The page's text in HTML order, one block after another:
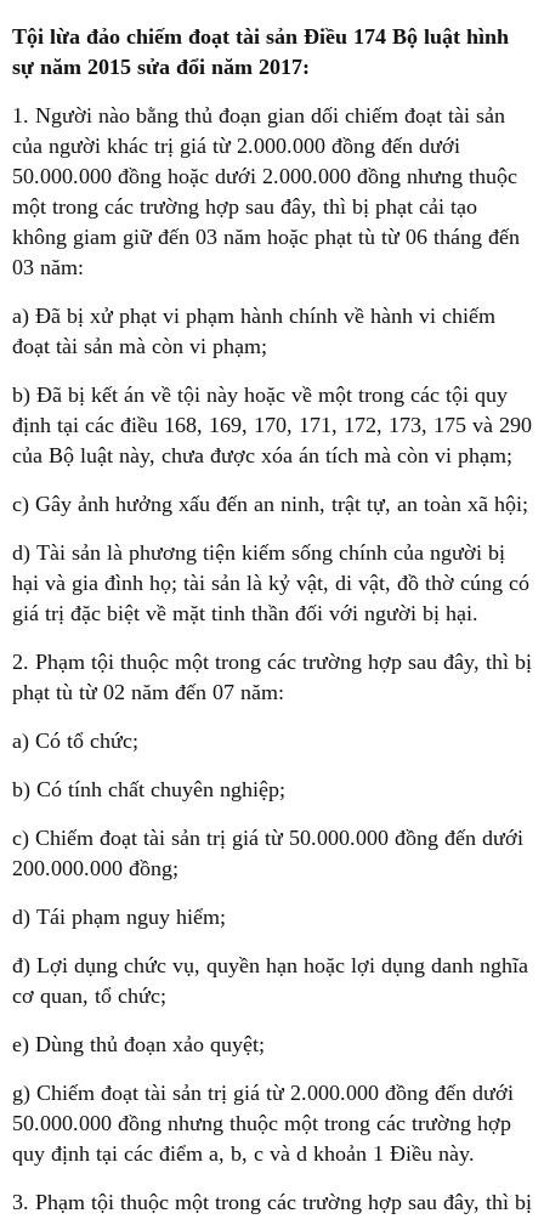
Tội lừa đảo chiếm đoạt tài sản Điều 174 Bộ luật hình
sự năm 2015 sửa đổi năm 2017:
1. Người nào bằng thủ đoạn gian dối chiếm đoạt tài sản
của người khác trị giá từ 2.000.000 đồng đến dưới
50.000.000 đồng hoặc dưới 2.000.000 đồng nhưng thuộc
một trong các trường hợp sau đây, thì bị phạt cải tạo
không giam giữ đến 03 năm hoặc phạt tù từ 06 tháng đến
03 năm:
a) Đã bị xử phạt vi phạm hành chính về hành vi chiếm
đoạt tài sản mà còn vi phạm;
b) Đã bị kết án về tội này hoặc về một trong các tội quy
định tại các điều 168, 169, 170, 171, 172, 173, 175 và 290
của Bộ luật này, chưa được xóa án tích mà còn vi phạm;
c) Gây ảnh hưởng xấu đến an ninh, trật tự, an toàn xã hội;
d) Tài sản là phương tiện kiếm sống chính của người bị
hại và gia đình họ; tài sản là kỷ vật, di vật, đồ thờ cúng có
giá trị đặc biệt về mặt tinh thần đối với người bị hại.
2. Phạm tội thuộc một trong các trường hợp sau đây, thì bị
phạt tù từ 02 năm đến 07 năm:
a) Có tổ chức;
b) Có tính chất chuyên nghiệp;
c) Chiếm đoạt tài sản trị giá từ 50.000.000 đồng đến dưới
200.000.000 đồng;
d) Tái phạm nguy hiểm;
đ) Lợi dụng chức vụ, quyền hạn hoặc lợi dụng danh nghĩa
cơ quan, tổ chức;
e) Dùng thủ đoạn xảo quyệt;
g) Chiếm đoạt tài sản trị giá từ 2.000.000 đồng đến dưới
50.000.000 đồng nhưng thuộc một trong các trường hợp
quy định tại các điểm a, b, c và d khoản 1 Điều này.
3. Phạm tội thuộc một trong các trường hợp sau đây, thì bị